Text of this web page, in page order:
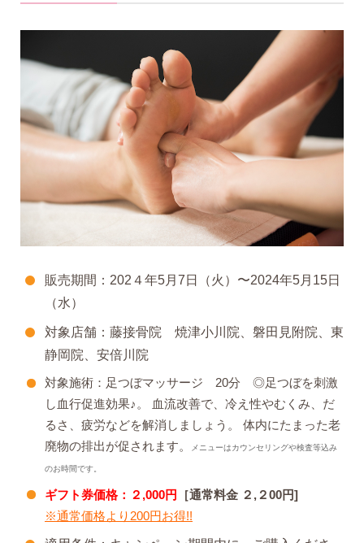
販売期間：202４年5月7日（火）〜2024年5月15日
（水）
対象店舗：藤接骨院 焼津小川院、磐田見附院、東
静岡院、安倍川院
対象施術：足つぼマッサージ 20分 ◎足つぼを刺激
し血行促進効果♪。 血流改善で、冷え性やむくみ、だ
るさ、疲労などを解消しましょう。 体内にたまった老
廃物の排出が促されます。
メニューはカウンセリングや検査等込み
のお時間です。
ギフト券価格：２,000円
［通常料金 ２,２00円]
※通常価格より200円お得!!